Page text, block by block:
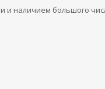
наличием большого